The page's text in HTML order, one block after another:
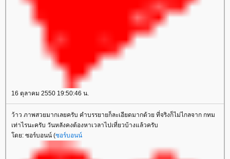
16 ตุลาคม 2550 19:50:46 น.
ว้าว ภาพสวยมากเลยครับ คำบรรยายก็ละเอียดมากด้วย ที่จริงก็ไม่ไกลจาก กทม
เท่าไรนะครับ วันหลังคงต้องหาเวลาไปเที่ยวบ้างแล้วครับ
ดย: ซอร์บอนน์ (ซอร์บอนน์